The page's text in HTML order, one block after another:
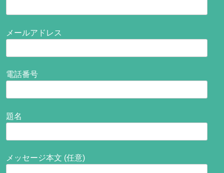
メールアドレス
電話番号
題名
メッセージ本文 (任意)